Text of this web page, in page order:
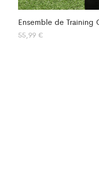
Ensemble de Training
55,99 €